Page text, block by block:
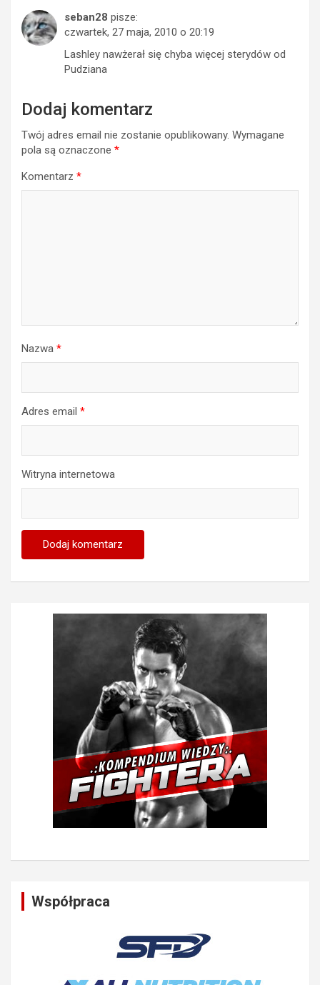
seban28 pisze:
czwartek, 27 maja, 2010 o 20:19
Lashley nawżerał się chyba więcej sterydów od
Pudziana
Dodaj komentarz
Twój adres email nie zostanie opublikowany. Wymagane
pola są oznaczone *
Komentarz *
Nazwa *
Adres email *
Witryna internetowa
Współpraca